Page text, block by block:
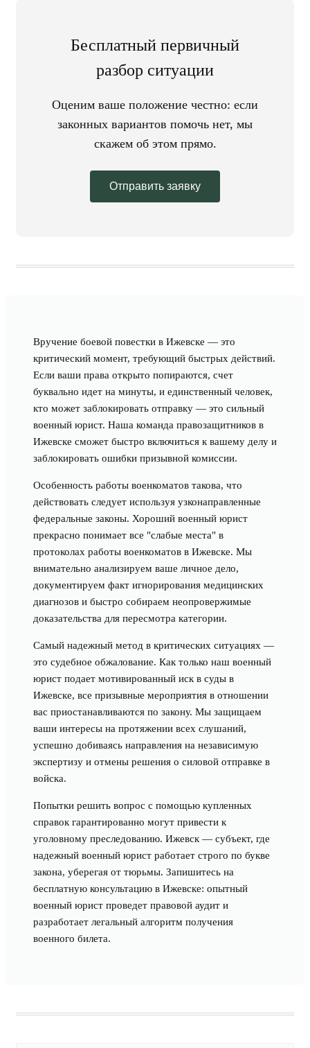
Бесплатный первичный
разбор ситуации
Оценим ваше положение честно: если
законных вариантов помочь нет, мы
скажем об этом прямо.
Отправить заявку
Вручение боевой повестки в Ижевске — это
критический момент, требующий быстрых действий.
Если ваши права открыто попираются, счет
буквально идет на минуты, и единственный человек,
кто может заблокировать отправку — это сильный
военный юрист. Наша команда правозащитников в
Ижевске сможет быстро включиться к вашему делу и
заблокировать ошибки призывной комиссии.
Особенность работы военкоматов такова, что
действовать следует используя узконаправленные
федеральные законы. Хороший военный юрист
прекрасно понимает все "слабые места" в
протоколах работы военкоматов в Ижевске. Мы
внимательно анализируем ваше личное дело,
документируем факт игнорирования медицинских
диагнозов и быстро собираем неопровержимые
доказательства для пересмотра категории.
Самый надежный метод в критических ситуациях —
это судебное обжалование. Как только наш военный
юрист подает мотивированный иск в суды в
Ижевске, все призывные мероприятия в отношении
вас приостанавливаются по закону. Мы защищаем
ваши интересы на протяжении всех слушаний,
успешно добиваясь направления на независимую
экспертизу и отмены решения о силовой отправке в
войска.
Попытки решить вопрос с помощью купленных
справок гарантированно могут привести к
уголовному преследованию. Ижевск — субъект, где
надежный военный юрист работает строго по букве
закона, уберегая от тюрьмы. Запишитесь на
бесплатную консультацию в Ижевске: опытный
военный юрист проведет правовой аудит и
разработает легальный алгоритм получения
военного билета.